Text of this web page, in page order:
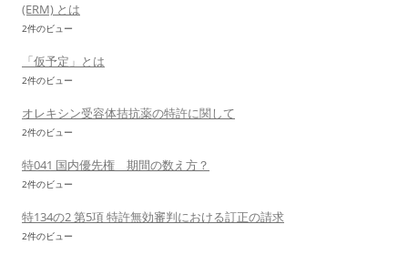
(ERM) とは
2件のビュー
「仮予定」とは
2件のビュー
オレキシン受容体拮抗薬の特許に関して
2件のビュー
特041 国内優先権 期間の数え方？
2件のビュー
特134の2 第5項 特許無効審判における訂正の請求
2件のビュー